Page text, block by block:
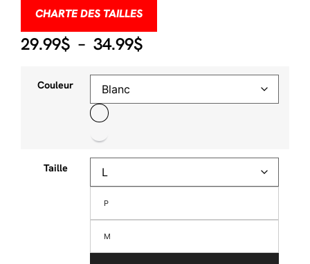
CHARTE DES TAILLES
29.99$ – 34.99$
Couleur
Taille
P
M